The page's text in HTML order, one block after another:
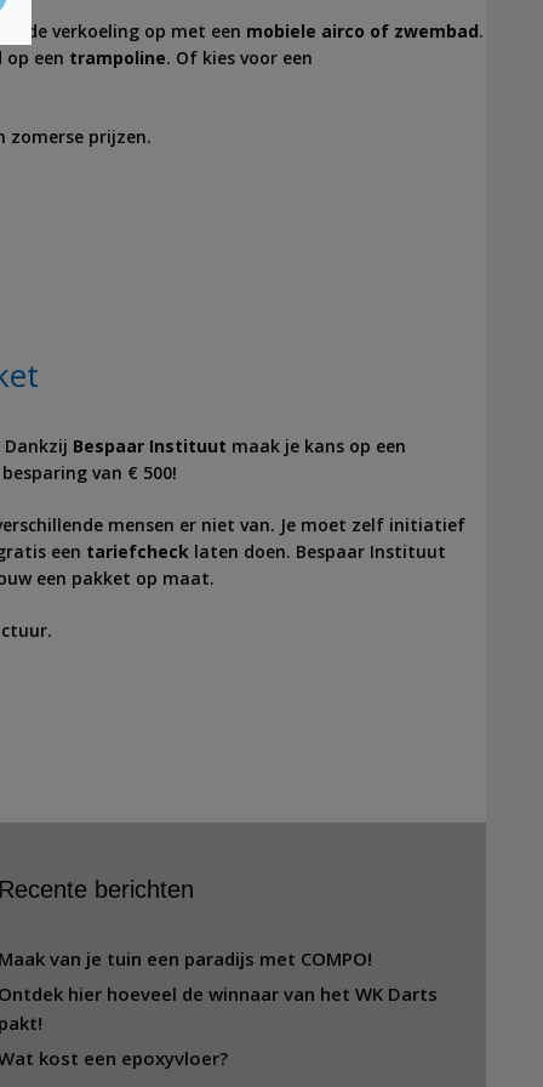
de verkoeling op met een mobiele airco of zwembad.
een trampoline. Of kies voor een
zomerse prijzen.
Bespaar Instituut maak je kans op een
van € 500!
mensen er niet van. Je moet zelf initiatief
een tariefcheck laten doen. Bespaar Instituut
een pakket op maat.
Recente berichten
Maak van je tuin een paradijs met COMPO!
Ontdek hier hoeveel de winnaar van het WK Darts
pakt!
kost een epoxyvloer?